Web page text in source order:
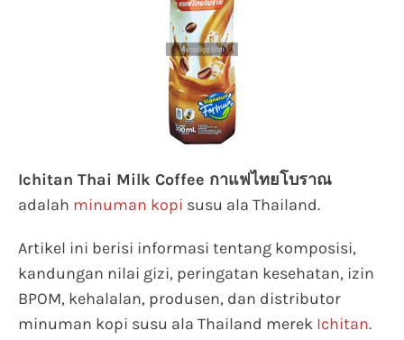
Ichitan Thai Milk Coffee กาแฟไทยโบราณ
adalah minuman kopi susu ala Thailand.
Artikel ini berisi informasi tentang komposisi,
kandungan nilai gizi, peringatan kesehatan, izin
BPOM, kehalalan, produsen, dan distributor
minuman kopi susu ala Thailand merek Ichitan.